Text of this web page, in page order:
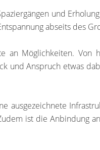
und
abseits des
an Möglichkeiten.
und Anspruch etwas
ist die Anbindung